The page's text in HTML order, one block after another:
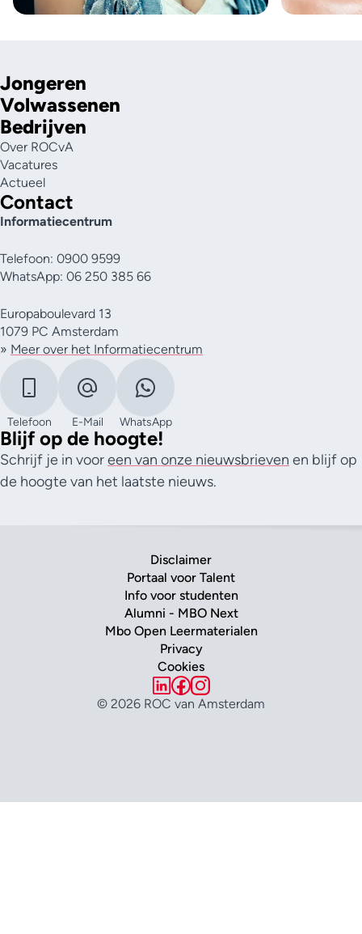
Jongeren
Volwassenen
Bedrijven
Over ROCvA
Vacatures
Actueel
Contact
Informatiecentrum
Telefoon: 0900 9599
WhatsApp: 06 250 385 66
Europaboulevard 13
1079 PC Amsterdam
» Meer over het Informatiecentrum
Telefoon E-Mail WhatsApp
Blijf op de hoogte!
Schrijf je in vooreen van onze nieuwsbrieven en blijf op
de hoogte van het laatste nieuws.
Disclaimer
Portaal voor Talent
Info voor studenten
Alumni - MBO Next
Mbo Open Leermaterialen
Privacy
Cookies
© 2026 ROC van Amsterdam